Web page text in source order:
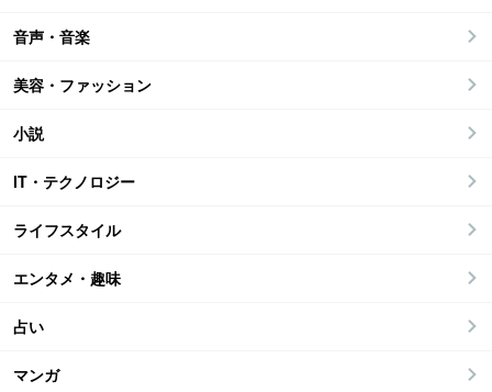
音声・音楽
美容・ファッション
小説
IT・テクノロジー
ライフスタイル
エンタメ・趣味
占い
マンガ